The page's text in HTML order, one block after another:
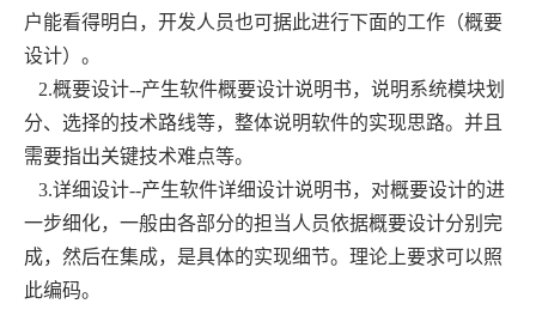
户能看得明白，开发人员也可据此进行下面的工作（概要
设计）。
2.概要设计--产生软件概要设计说明书，说明系统模块划
分、选择的技术路线等，整体说明软件的实现思路。并且
需要指出关键技术难点等。
3.详细设计--产生软件详细设计说明书，对概要设计的进
一步细化，一般由各部分的担当人员依据概要设计分别完
成，然后在集成，是具体的实现细节。理论上要求可以照
此编码。